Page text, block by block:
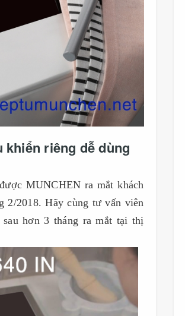
khiển riêng dễ dùng
MUNCHEN ra mắt khách
2/2018. Hãy cùng tư vấn viên
hơn 3 tháng ra mắt tại thị